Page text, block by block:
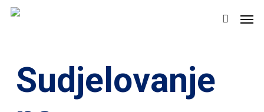
Skip
search
Sudjelovanje